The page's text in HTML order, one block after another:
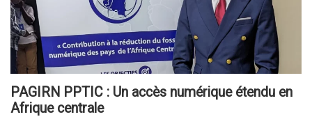
PAGIRN PPTIC : Un accès numérique étendu en
Afrique centrale